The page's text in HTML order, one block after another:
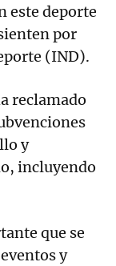
este deporte
por
(IND).
reclamado
y
incluyendo
que se
y